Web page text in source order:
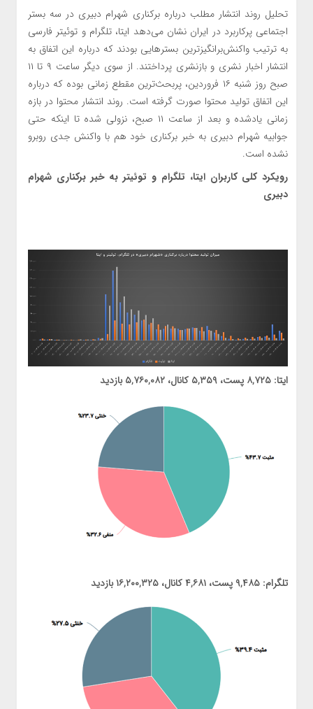
تحلیل روند انتشار مطلب درباره برکناری شهرام دبیری در سه بستر
اجتماعی پرکاربرد در ایران نشان می‌دهد ایتا، تلگرام و توئیتر فارسی
به ترتیب واکنش‌برانگیزترین بسترهایی بودند که درباره این اتفاق به
انتشار اخبار نشری و بازنشری پرداختند. از سوی دیگر ساعت ۹ تا ۱۱
صبح روز شنبه ۱۶ فروردین، پربحث‌ترین مقطع زمانی بوده که درباره
این اتفاق تولید محتوا صورت گرفته است. روند انتشار محتوا در بازه
زمانی یادشده و بعد از ساعت ۱۱ صبح، نزولی شده تا اینکه حتی
جوابیه شهرام دبیری به خبر برکناری خود هم با واکنش جدی روبرو
نشده است.
رویکرد کلی کاربران ایتا، تلگرام و توئیتر به خبر برکناری شهرام
دبیری
ایتا: ۸,۷۲۵ پست، ۵,۳۵۹ کانال، ۵,۷۶۰,۰۸۲ بازدید
تلگرام: ۹,۴۸۵ پست، ۴,۶۸۱ کانال، ۱۶,۲۰۰,۳۲۵ بازدید